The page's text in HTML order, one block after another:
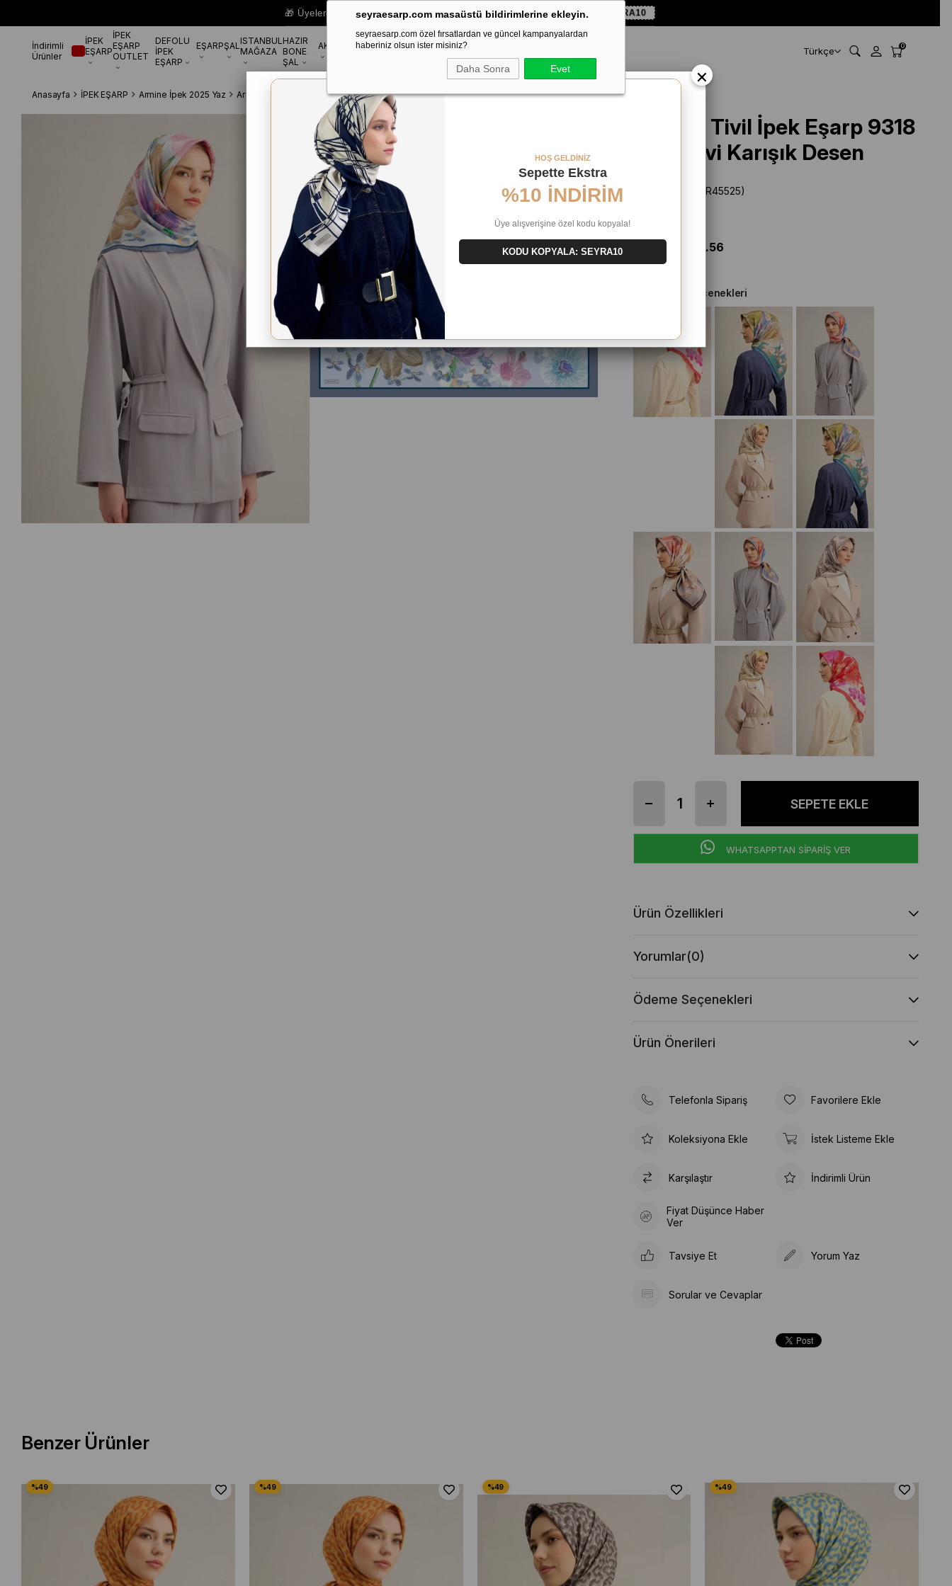
seyraesarp.com masaüstü bildirimlerine ekleyin.
seyraesarp.com özel fırsatlardan ve güncel kampanyalardan
haberiniz olsun ister misiniz?
Daha Sonra Evet
🎁 Üyelere Özel Sepette%10 EKSTRA İNDİRİM HEDİYE ÇEKİ! KOD: SEYRA10
İndirimli
Ürünler
İPEK
EŞARP
İPEK
EŞARP
OUTLET
DEFOLU
İPEK
EŞARP
EŞARPŞALISTANBUL
MAĞAZA
HAZIR
BONE
ŞAL
AKSESUARMARKALAR Türkçe 0
Anasayfa İPEK EŞARP Armine İpek 2025 Yaz Armine Tivil İpek Eşarp 9318 - 31 Mavi Karışık Desen
Armine Tivil İpek Eşarp 9318
- 31 Mavi Karışık Desen
(SYR45525)
$ 55.56
Diğer Renk Seçenekleri
WHATSAPPTAN SİPARİŞ VER
Ürün Özellikleri
Yorumlar(0)
Ödeme Seçenekleri
Ürün Önerileri
Telefonla Sipariş Favorilere Ekle
Koleksiyona Ekle İstek Listeme Ekle
Karşılaştır İndirimli Ürün
Fiyat Düşünce Haber
Ver
Tavsiye Et Yorum Yaz
Sorular ve Cevaplar
Benzer Ürünler
×
HOŞ GELDİNİZ
Sepette Ekstra
%10 İNDİRİM
Üye alışverişine özel kodu kopyala!
KODU KOPYALA: SEYRA10